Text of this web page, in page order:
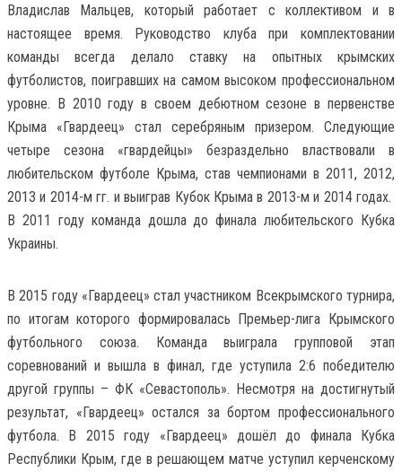
Владислав Мальцев, который работает с коллективом и в
настоящее время. Руководство клуба при комплектовании
команды всегда делало ставку на опытных крымских
футболистов, поигравших на самом высоком профессиональном
уровне. В 2010 году в своем дебютном сезоне в первенстве
Крыма «Гвардеец» стал серебряным призером. Следующие
четыре сезона «гвардейцы» безраздельно властвовали в
любительском футболе Крыма, став чемпионами в 2011, 2012,
2013 и 2014-м гг. и выиграв Кубок Крыма в 2013-м и 2014 годах.
В 2011 году команда дошла до финала любительского Кубка
Украины.
В 2015 году «Гвардеец» стал участником Всекрымского турнира,
по итогам которого формировалась Премьер-лига Крымского
футбольного союза. Команда выиграла групповой этап
соревнований и вышла в финал, где уступила 2:6 победителю
другой группы – ФК «Севастополь». Несмотря на достигнутый
результат, «Гвардеец» остался за бортом профессионального
футбола. В 2015 году «Гвардеец» дошёл до финала Кубка
Республики Крым, где в решающем матче уступил керченскому